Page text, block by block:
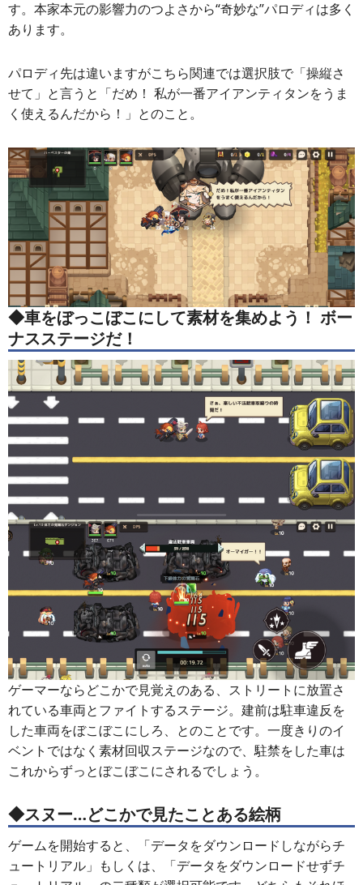
す。本家本元の影響力のつよさから“奇妙な”パロディは多く
あります。
パロディ先は違いますがこちら関連では選択肢で「操縦さ
せて」と言うと「だめ！ 私が一番アイアンティタンをうま
く使えるんだから！」とのこと。
◆車をぼっこぼこにして素材を集めよう！ ボー
ナスステージだ！
ゲーマーならどこかで見覚えのある、ストリートに放置さ
れている車両とファイトするステージ。建前は駐車違反を
した車両をぼこぼこにしろ、とのことです。一度きりのイ
ベントではなく素材回収ステージなので、駐禁をした車は
これからずっとぼこぼこにされるでしょう。
◆スヌー…どこかで見たことある絵柄
ゲームを開始すると、「データをダウンロードしながらチ
ュートリアル」もしくは、「データをダウンロードせずチ